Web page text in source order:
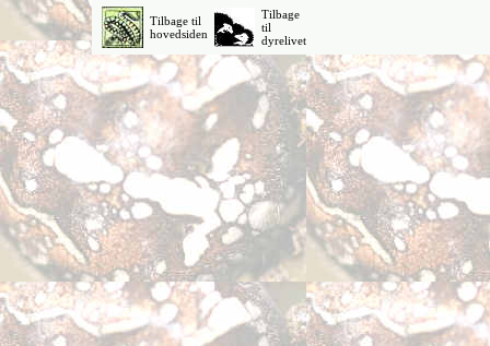
Tilbage til
hovedsiden
Tilbage
til
dyrelivet